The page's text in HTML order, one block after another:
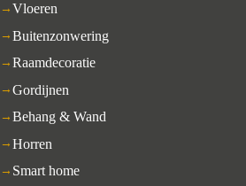
Vloeren
Buitenzonwering
Raamdecoratie
Gordijnen
Behang & Wand
Horren
Smart home